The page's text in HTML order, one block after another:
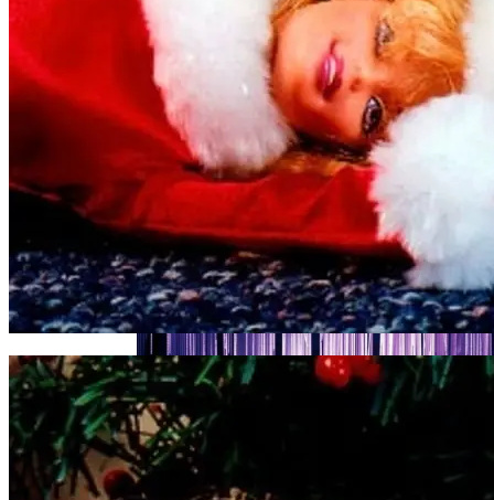
Развенчан Популярный Миф О Вреде
Рыбы
Назван Способ Быстро Восстановить
Организм После Праздников
Женщине, Подкупавшей Избирателей,
Грозит Тюрьма
Названы Автомобили, Владельцы
Которых Чаще Всего Превышают
Скорость